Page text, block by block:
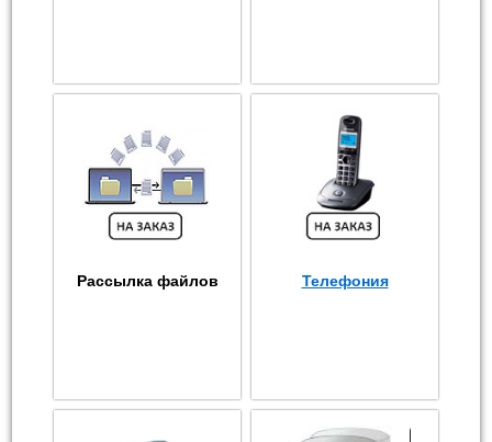
Рассылка файлов Телефония